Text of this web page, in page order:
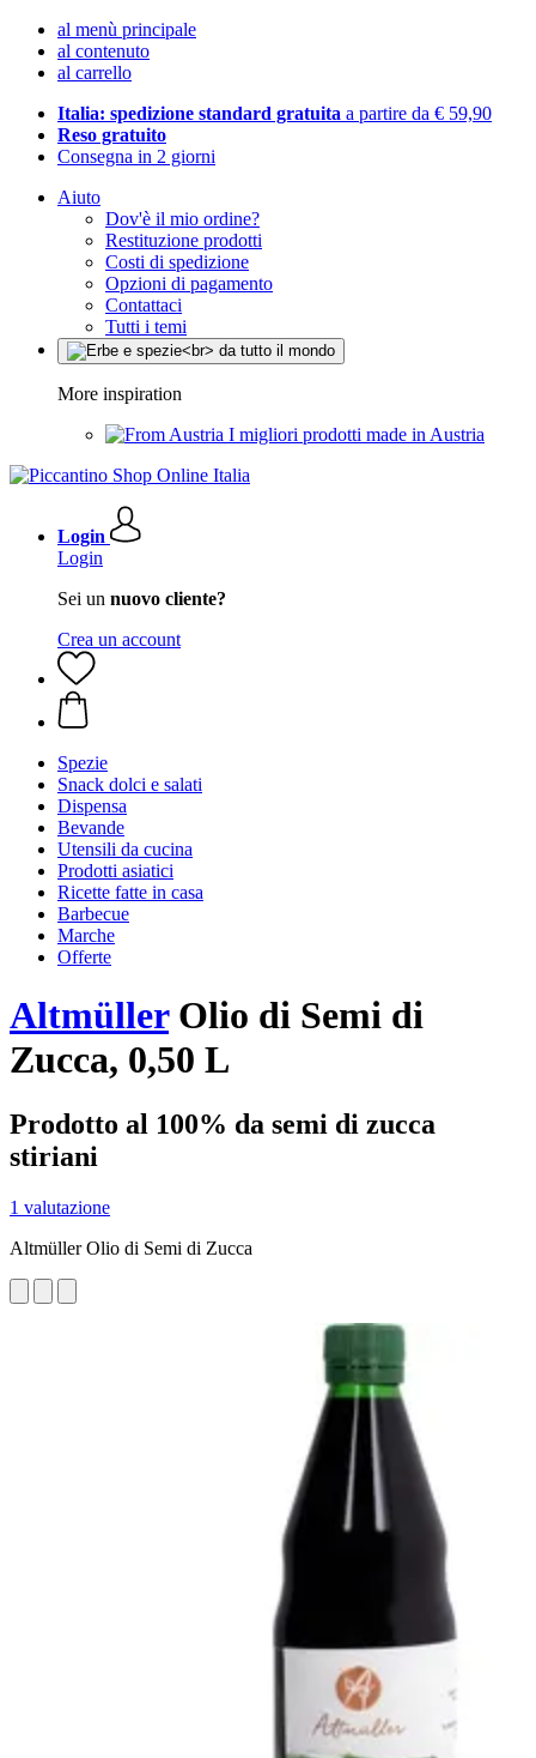
al menù principale
al contenuto
al carrello
Italia: spedizione standard gratuita a partire da € 59,90
Reso gratuito
Consegna in 2 giorni
Aiuto
Dov'è il mio ordine?
Restituzione prodotti
Costi di spedizione
Opzioni di pagamento
Contattaci
Tutti i temi
More inspiration
I migliori prodotti made in Austria
Login
Login
Sei un nuovo cliente?
Crea un account
Spezie
Snack dolci e salati
Dispensa
Bevande
Utensili da cucina
Prodotti asiatici
Ricette fatte in casa
Barbecue
Marche
Offerte
AltmüllerOlio di Semi di
Zucca, 0,50 L
Prodotto al 100% da semi di zucca
stiriani
1 valutazione
Altmüller Olio di Semi di Zucca